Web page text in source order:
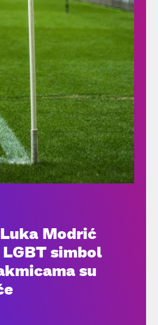
Modrić
simbol
su